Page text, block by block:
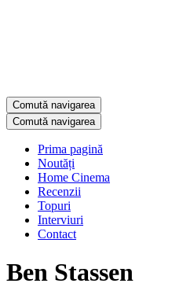
Comută navigarea
Comută navigarea
Prima pagină
Noutăți
Home Cinema
Recenzii
Topuri
Interviuri
Contact
Ben Stassen